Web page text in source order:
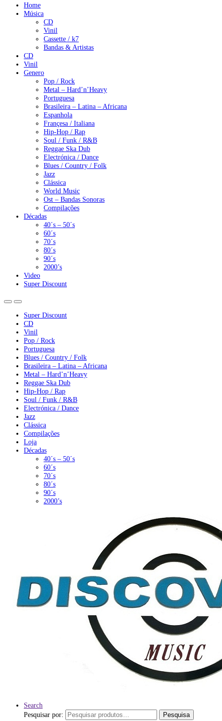
Home
Música
CD
Vinil
Cassette / k7
Bandas & Artistas
CD
Vinil
Genero
Pop / Rock
Metal – Hard’n’Heavy
Portuguesa
Brasileira – Latina – Africana
Espanhola
Françesa / Italiana
Hip-Hop / Rap
Soul / Funk / R&B
Reggae Ska Dub
Electrónica / Dance
Blues / Country / Folk
Jazz
Clássica
World Music
Ost – Bandas Sonoras
Compilações
Décadas
40´s – 50´s
60´s
70´s
80´s
90´s
2000’s
Video
Super Discount
Super Discount
CD
Vinil
Pop / Rock
Portuguesa
Blues / Country / Folk
Brasileira – Latina – Africana
Metal – Hard’n’Heavy
Reggae Ska Dub
Hip-Hop / Rap
Soul / Funk / R&B
Electrónica / Dance
Jazz
Clássica
Compilações
Loja
Décadas
40´s – 50´s
60´s
70´s
80´s
90´s
2000’s
Search
Pesquisar por:
Pesquisa